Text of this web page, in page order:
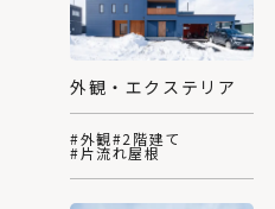
外観・エクステリア
#外観#2階建て
#片流れ屋根